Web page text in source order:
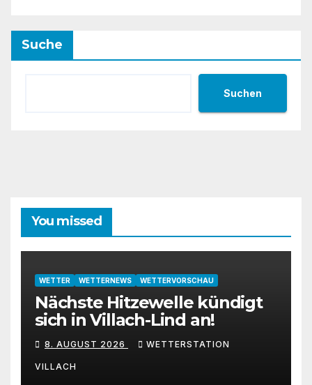
Suche
Suchen
You missed
WETTER WETTERNEWS WETTERVORSCHAU
Nächste Hitzewelle kündigt
sich in Villach-Lind an!
8. AUGUST 2026 WETTERSTATION
VILLACH